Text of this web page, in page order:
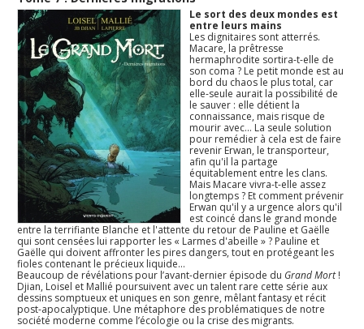
Le sort des deux mondes est
entre leurs mains
Les dignitaires sont atterrés.
Macare, la prêtresse
hermaphrodite sortira-t-elle de
son coma ? Le petit monde est au
bord du chaos le plus total, car
elle-seule aurait la possibilité de
le sauver : elle détient la
connaissance, mais risque de
mourir avec... La seule solution
pour remédier à cela est de faire
revenir Erwan, le transporteur,
afin qu'il la partage
équitablement entre les clans.
Mais Macare vivra-t-elle assez
longtemps ? Et comment prévenir
Erwan qu'il y a urgence alors qu'il
est coincé dans le grand monde
entre la terrifiante Blanche et l'attente du retour de Pauline et Gaëlle
qui sont censées lui rapporter les « Larmes d'abeille » ? Pauline et
Gaëlle qui doivent affronter les pires dangers, tout en protégeant les
fioles contenant le précieux liquide...
Beaucoup de révélations pour l’avant-dernier épisode du Grand Mort!
Djian, Loisel et Mallié poursuivent avec un talent rare cette série aux
dessins somptueux et uniques en son genre, mêlant fantasy et récit
post-apocalyptique. Une métaphore des problématiques de notre
société moderne comme l’écologie ou la crise des migrants.